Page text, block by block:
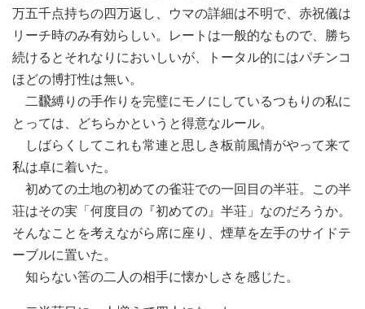
万五千点持ちの四万返し、ウマの詳細は不明で、赤祝儀は
リーチ時のみ有効らしい。レートは一般的なもので、勝ち
続けるとそれなりにおいしいが、トータル的にはパチンコ
ほどの博打性は無い。
二飜縛りの手作りを完璧にモノにしているつもりの私に
とっては、どちらかというと得意なルール。
しばらくしてこれも常連と思しき板前風情がやって来て
私は卓に着いた。
初めての土地の初めての雀荘での一回目の半荘。この半
荘はその実「何度目の『初めての』半荘」なのだろうか。
そんなことを考えながら席に座り、煙草を左手のサイドテ
ーブルに置いた。
知らない筈の二人の相手に懐かしさを感じた。